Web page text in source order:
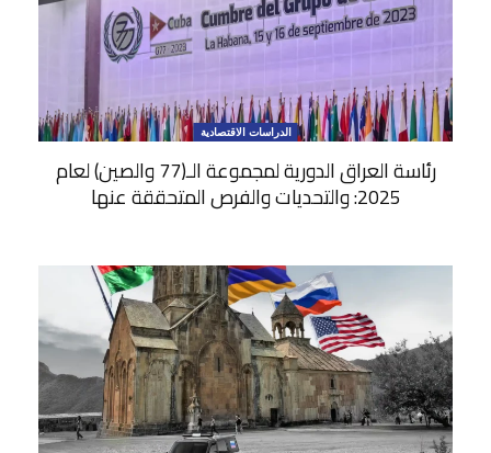
الدراسات الاقتصادية
رئاسة العراق الدورية لمجموعة الـ(77 والصين) لعام
2025: والتحديات والفرص المتحققة عنها